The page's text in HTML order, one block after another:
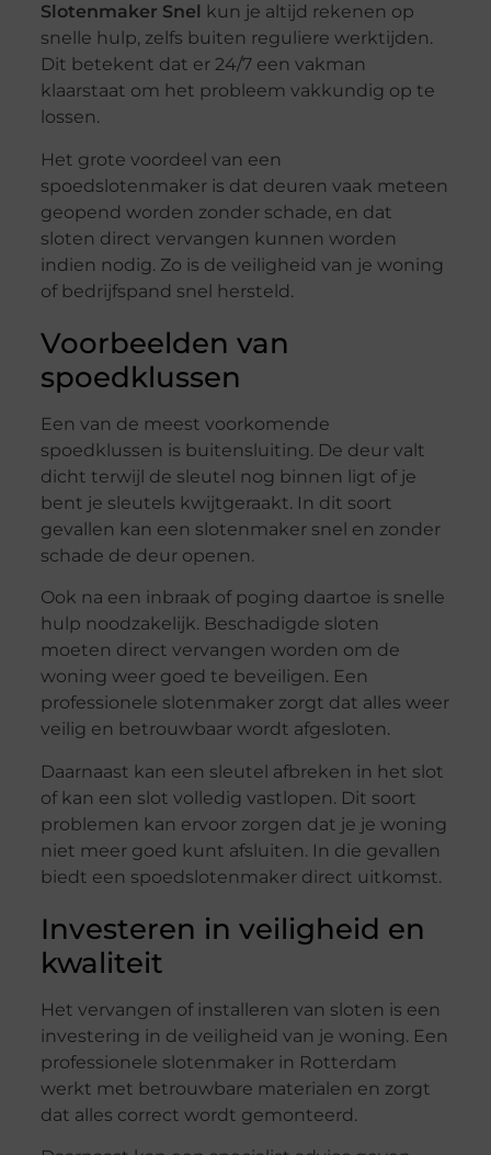
Slotenmaker Snel
kun je altijd rekenen op
snelle hulp, zelfs buiten reguliere werktijden.
Dit betekent dat er 24/7 een vakman
klaarstaat om het probleem vakkundig op te
lossen.
Het grote voordeel van een
spoedslotenmaker is dat deuren vaak meteen
geopend worden zonder schade, en dat
sloten direct vervangen kunnen worden
indien nodig. Zo is de veiligheid van je woning
of bedrijfspand snel hersteld.
Voorbeelden van
spoedklussen
Een van de meest voorkomende
spoedklussen is buitensluiting. De deur valt
dicht terwijl de sleutel nog binnen ligt of je
bent je sleutels kwijtgeraakt. In dit soort
gevallen kan een slotenmaker snel en zonder
schade de deur openen.
Ook na een inbraak of poging daartoe is snelle
hulp noodzakelijk. Beschadigde sloten
moeten direct vervangen worden om de
woning weer goed te beveiligen. Een
professionele slotenmaker zorgt dat alles weer
veilig en betrouwbaar wordt afgesloten.
Daarnaast kan een sleutel afbreken in het slot
of kan een slot volledig vastlopen. Dit soort
problemen kan ervoor zorgen dat je je woning
niet meer goed kunt afsluiten. In die gevallen
biedt een spoedslotenmaker direct uitkomst.
Investeren in veiligheid en
kwaliteit
Het vervangen of installeren van sloten is een
investering in de veiligheid van je woning. Een
professionele slotenmaker in Rotterdam
werkt met betrouwbare materialen en zorgt
dat alles correct wordt gemonteerd.